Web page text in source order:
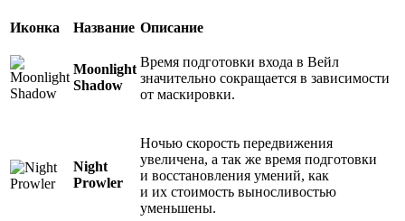
Иконка Название Описание
Moonlight
Shadow
Время подготовки входа в Вейл
значительно сокращается в зависимости
от маскировки.
Night
Prowler
Ночью скорость передвижения
увеличена, а так же время подготовки
и восстановления умений, как
и их стоимость выносливостью
уменьшены.